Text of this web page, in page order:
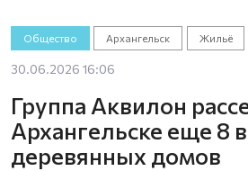
Общество Архангельск Жильё
30.06.2026 16:06
Группа Аквилон
Архангельске еще 8
деревянных домов